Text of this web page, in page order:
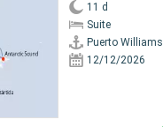
11 d
Suite
Puerto Williams
12/12/2026